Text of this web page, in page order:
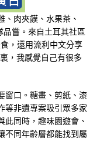
肉夾饃、水果茶、
嘗。來自土耳其社區
，還用流利中文分享
，我感覺自己有很多
窗口。糖畫、剪紙、漆
等非遺專案吸引眾多家
同時，趣味園遊會、
不同年齡層都能找到屬